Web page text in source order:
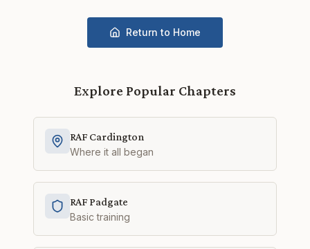
Return to Home
Explore Popular Chapters
RAF Cardington
Where it all began
RAF Padgate
Basic training